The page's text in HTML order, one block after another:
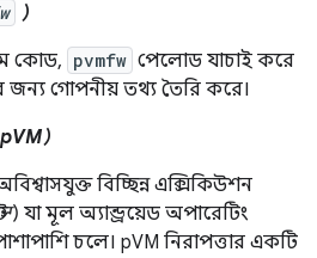
)
কোড, pvmfw পেলোড যাচাই করে
জন্য গোপনীয় তথ্য তৈরি করে।
বিচ্ছিন্ন এক্সিকিউশন
) যা মূল অ্যান্ড্রয়েড অপারেটিং
চলে। pVM নিরাপত্তার একটি